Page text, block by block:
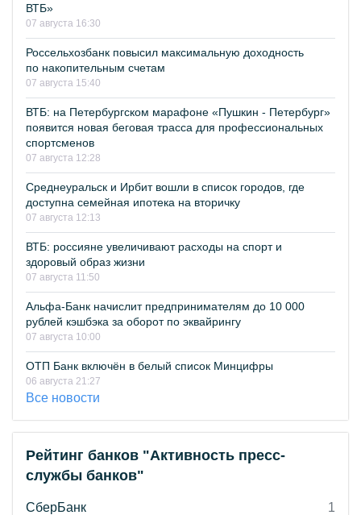
ВТБ»
07 августа 16:30
Россельхозбанк повысил максимальную доходность
по накопительным счетам
07 августа 15:40
ВТБ: на Петербургском марафоне «Пушкин - Петербург»
появится новая беговая трасса для профессиональных
спортсменов
07 августа 12:28
Среднеуральск и Ирбит вошли в список городов, где
доступна семейная ипотека на вторичку
07 августа 12:13
ВТБ: россияне увеличивают расходы на спорт и
здоровый образ жизни
07 августа 11:50
Альфа-Банк начислит предпринимателям до 10 000
рублей кэшбэка за оборот по эквайрингу
07 августа 10:00
ОТП Банк включён в белый список Минцифры
06 августа 21:27
Все новости
Рейтинг банков "Активность пресс-
службы банков"
СберБанк
1